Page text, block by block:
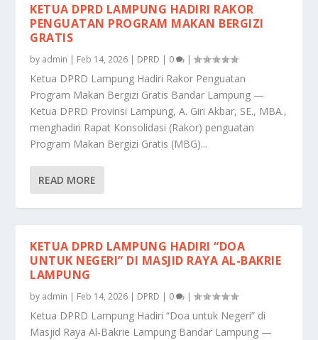
KETUA DPRD LAMPUNG HADIRI RAKOR
PENGUATAN PROGRAM MAKAN BERGIZI
GRATIS
by admin | Feb 14, 2026 | DPRD | 0 |
Ketua DPRD Lampung Hadiri Rakor Penguatan
Program Makan Bergizi Gratis Bandar Lampung —
Ketua DPRD Provinsi Lampung, A. Giri Akbar, SE., MBA.,
menghadiri Rapat Konsolidasi (Rakor) penguatan
Program Makan Bergizi Gratis (MBG)...
READ MORE
KETUA DPRD LAMPUNG HADIRI “DOA
UNTUK NEGERI” DI MASJID RAYA AL-BAKRIE
LAMPUNG
by admin | Feb 14, 2026 | DPRD | 0 |
Ketua DPRD Lampung Hadiri “Doa untuk Negeri” di
Masjid Raya Al-Bakrie Lampung Bandar Lampung —